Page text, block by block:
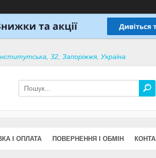
32, Запоріжжя, Україна
І ОПЛАТА ПОВЕРНЕННЯ І ОБМІН